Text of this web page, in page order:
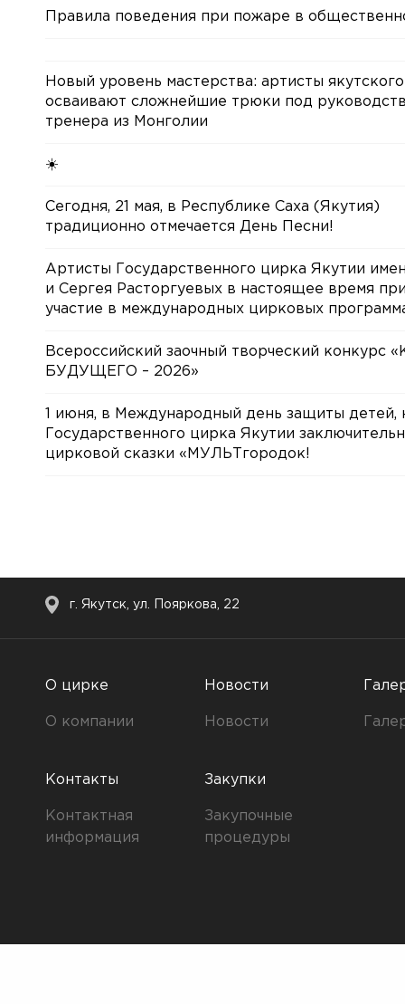
Правила поведения при пожаре в
Новый уровень мастерства: артисты
осваивают сложнейшие трюки под
тренера из Монголии
☀️
Сегодня, 21 мая, в Республике Саха (Якутия)
традиционно отмечается День Песни!
Артисты Государственного цирка Якутии
и Сергея Расторгуевых в настоящее время
участие в международных цирковых
Всероссийский заочный творческий конкурс
БУДУЩЕГО – 2026»
1 июня, в Международный день защиты детей,
Государственного цирка Якутии
цирковой сказки «МУЛЬТгородок!
г. Якутск, ул. Пояркова, 22
О цирке
О компании
Новости
Новости
Контакты
Контактная
информация
Закупки
Закупочные
процедуры